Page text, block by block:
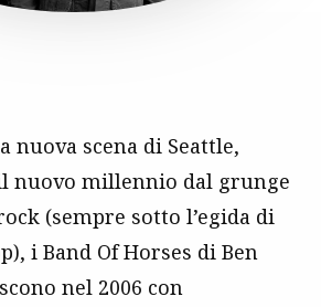
nuova scena di Seattle,
nuovo millennio dal grunge
(sempre sotto l’egida di
i Band Of Horses di Ben
nel 2006 con